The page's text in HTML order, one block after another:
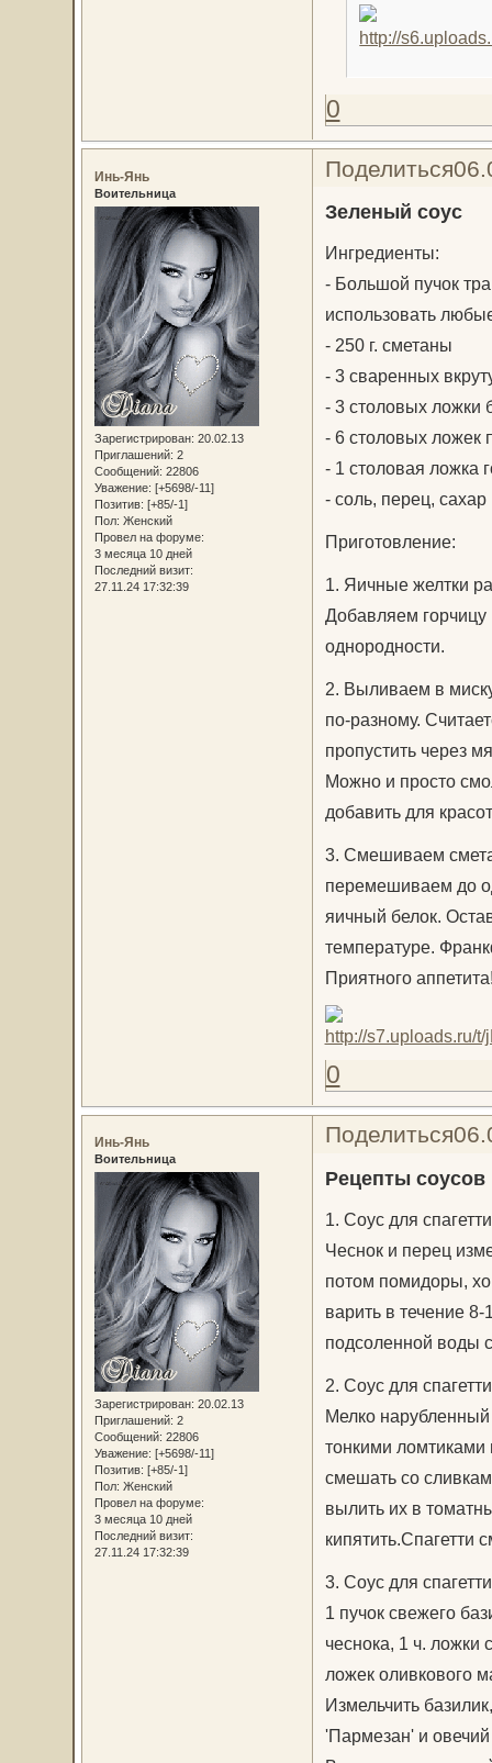
0
Поделиться
Инь-Янь
Воительница
Зарегистрирован: 20.02.13
Приглашений: 2
Сообщений: 22806
Уважение: [+5698/-11]
Позитив: [+85/-1]
Пол: Женский
Провел на форуме:
3 месяца 10 дней
Последний визит:
27.11.24 17:32:39
Зеленый соус
Ингредиенты:
- Большой пучок
использовать
- 250 г. сметаны
- 3 сваренных
- 3 столовых ложки
- 6 столовых ложек
- 1 столовая ложка
- соль, перец, сахар
Приготовление:
1. Яичные желтки
Добавляем горчицу
однородности.
2. Выливаем в
по-разному.
пропустить через
Можно и просто
добавить для
3. Смешиваем
перемешиваем до
яичный белок.
температуре.
Приятного
0
Поделиться
Инь-Янь
Воительница
Зарегистрирован: 20.02.13
Приглашений: 2
Сообщений: 22806
Уважение: [+5698/-11]
Позитив: [+85/-1]
Пол: Женский
Провел на форуме:
3 месяца 10 дней
Последний визит:
27.11.24 17:32:39
Рецепты соусов
1. Соус для
Чеснок и перец
потом помидоры,
варить в течение
подсоленной воды
2. Соус для
Мелко
тонкими
смешать со
вылить их в
кипятить.Спагетти
3. Соус для
1 пучок свежего
чеснока, 1 ч. ложки
ложек оливкового
Измельчить
'Пармезан' и